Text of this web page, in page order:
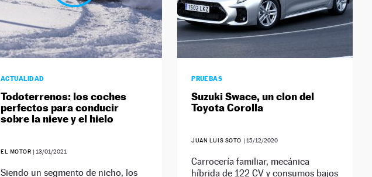
ACTUALIDAD
Todoterrenos: los coches
perfectos para conducir
sobre la nieve y el hielo
EL MOTOR | 13/01/2021
Siendo un segmento de nicho, los
PRUEBAS
Suzuki Swace, un clon del
Toyota Corolla
JUAN LUIS SOTO | 15/12/2020
Carrocería familiar, mecánica
híbrida de 122 CV y consumos bajos